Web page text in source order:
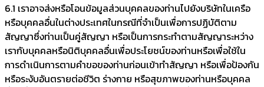
6.1 เราอาจส่งหรือโอนข้อมูลส่วนบุคคลของท่านไปยังบริษัทในเครือ
หรือบุคคลอื่นในต่างประเทศในกรณีที่จำเป็นเพื่อการปฏิบัติตาม
สัญญาซึ่งท่านเป็นคู่สัญญา หรือเป็นการกระทำตามสัญญาระหว่าง
เรากับบุคคลหรือนิติบุคคลอื่นเพื่อประโยชน์ของท่านหรือเพื่อใช้ใน
การดำเนินการตามคำขอของท่านก่อนเข้าทำสัญญา หรือเพื่อป้องกัน
หรือระงับอันตรายต่อชีวิต ร่างกาย หรือสุขภาพของท่านหรือบุคคล